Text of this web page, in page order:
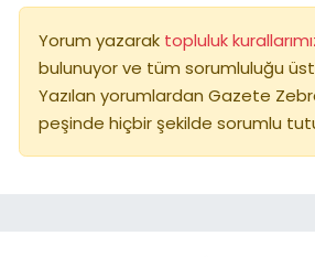
Yorum yazarak topluluk
bulunuyor ve tüm sorumluluğu
Yazılan yorumlardan Gazete
peşinde hiçbir şekilde sorumlu